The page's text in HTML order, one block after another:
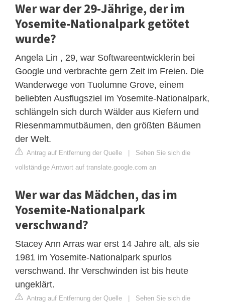
Wer war der 29-Jährige, der im
Yosemite-Nationalpark getötet
wurde?
Angela Lin , 29, war Softwareentwicklerin bei
Google und verbrachte gern Zeit im Freien. Die
Wanderwege von Tuolumne Grove, einem
beliebten Ausflugsziel im Yosemite-Nationalpark,
schlängeln sich durch Wälder aus Kiefern und
Riesenmammutbäumen, den größten Bäumen
der Welt.
Antrag auf Entfernung der Quelle
Sehen Sie sich die
vollständige Antwort auf translate.google.com an
Wer war das Mädchen, das im
Yosemite-Nationalpark
verschwand?
Stacey Ann Arras war erst 14 Jahre alt, als sie
1981 im Yosemite-Nationalpark spurlos
verschwand. Ihr Verschwinden ist bis heute
ungeklärt.
Antrag auf Entfernung der Quelle
Sehen Sie sich die